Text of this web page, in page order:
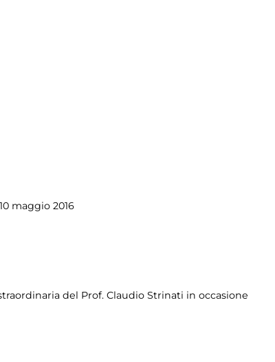
maggio 2016
del Prof. Claudio Strinati in occasione